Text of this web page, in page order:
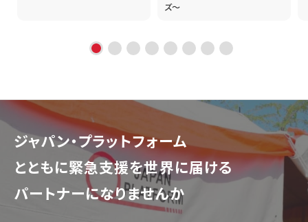
ズ～
ジャパン・プラットフォーム
とともに緊急支援を世界に届ける
パートナーになりませんか